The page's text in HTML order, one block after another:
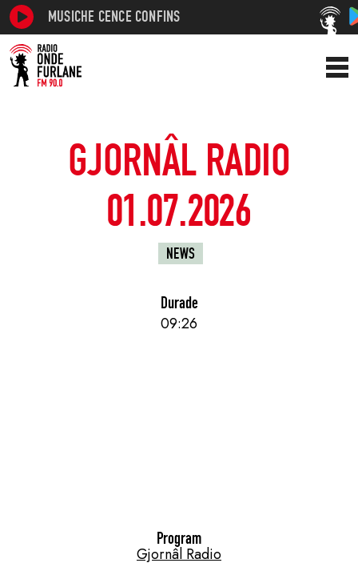
MUSICHE CENCE CONFINS
GJORNÂL RADIO
01.07.2026
NEWS
Durade
09:26
Program
Gjornâl Radio